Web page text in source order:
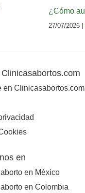
¿Cómo
27/07/2026 |
en Clinicasabortos.com
en
en México
en Colombia